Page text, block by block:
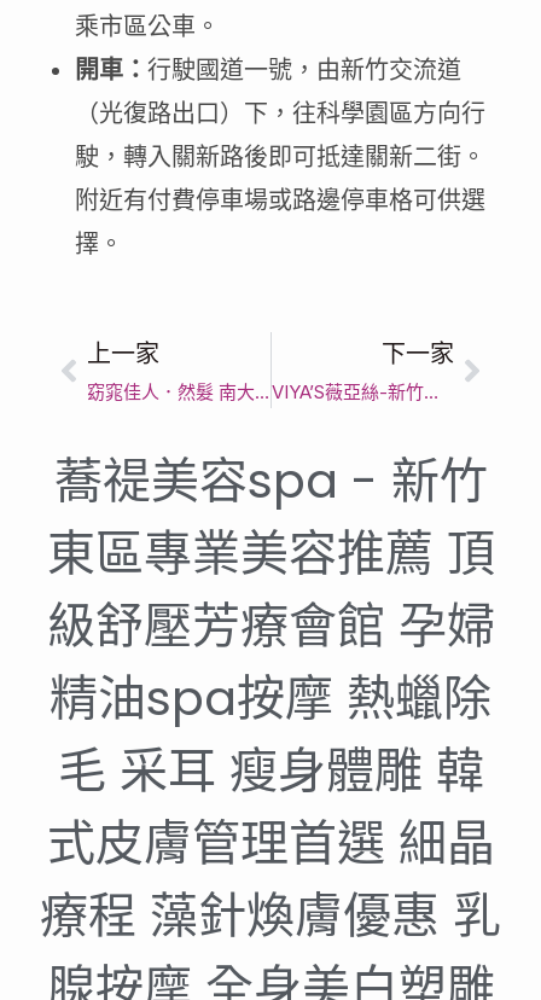
乘市區公車。
開車：行駛國道一號，由新竹交流道
（光復路出口）下，往科學園區方向行
駛，轉入關新路後即可抵達關新二街。
附近有付費停車場或路邊停車格可供選
擇。
上一家
窈窕佳人．然髮 南大店 新竹學生做臉. 清潔毛孔髒污肌.平價清粉刺｜新竹市皮膚管理｜個人化護膚
下一家
VIYA’S薇亞絲-新竹旗艦門市｜新竹市深層水潤修護｜Dcard 推薦好評體驗
蕎禔美容spa - 新竹
東區專業美容推薦 頂
級舒壓芳療會館 孕婦
精油spa按摩 熱蠟除
毛 采耳 瘦身體雕 韓
式皮膚管理首選 細晶
療程 藻針煥膚優惠 乳